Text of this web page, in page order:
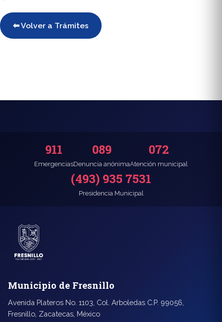
⬅ Volver a Trámites
911
Emergencias
089
Denuncia anónima
072
Atención municipal
(493) 935 7531
Presidencia Municipal
Municipio de Fresnillo
Avenida Plateros No. 1103, Col. Arboledas C.P. 99056,
Fresnillo, Zacatecas, México